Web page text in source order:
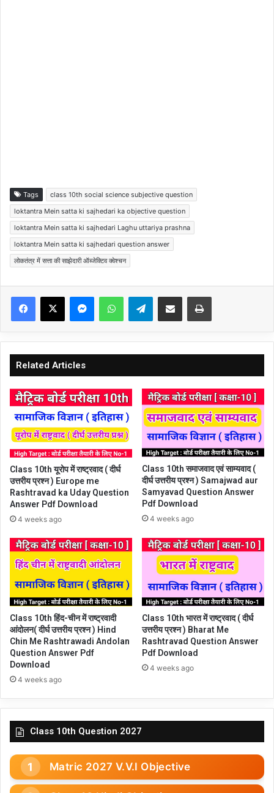
Tags
class 10th social science subjective question
loktantra Mein satta ki sajhedari ka objective question
loktantra Mein satta ki sajhedari Laghu uttariya prashna
loktantra Mein satta ki sajhedari question answer
लोकतंत्र में सत्ता की साझेदारी ऑब्जेक्टिव क्वेश्चन
Facebook
X MessengerWhatsAppTelegramShare via Email Print
Related Articles
Class 10th यूरोप में राष्ट्रवाद ( दीर्घ
उत्तरीय प्रश्न ) Europe me
Rashtravad ka Uday Question
Answer Pdf Download
4 weeks ago
Class 10th समाजवाद एवं साम्यवाद (
दीर्घ उत्तरीय प्रश्न ) Samajwad aur
Samyavad Question Answer
Pdf Download
4 weeks ago
Class 10th हिंद-चीन में राष्ट्रवादी
आंदोलन( दीर्घ उत्तरीय प्रश्न ) Hind
Chin Me Rashtrawadi Andolan
Question Answer Pdf
Download
4 weeks ago
Class 10th भारत में राष्ट्रवाद ( दीर्घ
उत्तरीय प्रश्न ) Bharat Me
Rashtravad Question Answer
Pdf Download
4 weeks ago
Class 10th Question 2027
Matric 2027 V.V.I Objective